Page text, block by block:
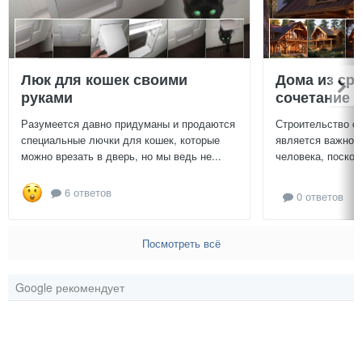
Люк для кошек своими
руками
Разумеется давно придуманы и продаются
специальные лючки для кошек, которые
можно врезать в дверь, но мы ведь не...
6 ответов
Дома из
сочетание
Строительство
является
человека,
0 ответов
Посмотреть всё
Google рекомендует